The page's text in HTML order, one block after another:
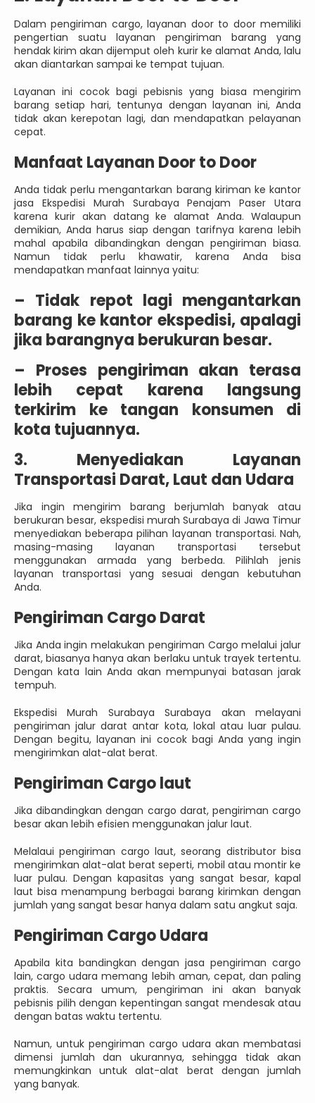
Dalam pengiriman cargo, layanan door to door memiliki
pengertian suatu layanan pengiriman barang yang
hendak kirim akan dijemput oleh kurir ke alamat Anda, lalu
akan diantarkan sampai ke tempat tujuan.
Layanan ini cocok bagi pebisnis yang biasa mengirim
barang setiap hari, tentunya dengan layanan ini, Anda
tidak akan kerepotan lagi, dan mendapatkan pelayanan
cepat.
Manfaat Layanan Door to Door
Anda tidak perlu mengantarkan barang kiriman ke kantor
jasa Ekspedisi Murah Surabaya Penajam Paser Utara
karena kurir akan datang ke alamat Anda. Walaupun
demikian, Anda harus siap dengan tarifnya karena lebih
mahal apabila dibandingkan dengan pengiriman biasa.
Namun tidak perlu khawatir, karena Anda bisa
mendapatkan manfaat lainnya yaitu:
– Tidak repot lagi mengantarkan
barang ke kantor ekspedisi, apalagi
jika barangnya berukuran besar.
– Proses pengiriman akan terasa
lebih cepat karena langsung
terkirim ke tangan konsumen di
kota tujuannya.
3. Menyediakan Layanan
Transportasi Darat, Laut dan Udara
Jika ingin mengirim barang berjumlah banyak atau
berukuran besar, ekspedisi murah Surabaya di Jawa Timur
menyediakan beberapa pilihan layanan transportasi. Nah,
masing-masing layanan transportasi tersebut
menggunakan armada yang berbeda. Pilihlah jenis
layanan transportasi yang sesuai dengan kebutuhan
Anda.
Pengiriman Cargo Darat
Jika Anda ingin melakukan pengiriman Cargo melalui jalur
darat, biasanya hanya akan berlaku untuk trayek tertentu.
Dengan kata lain Anda akan mempunyai batasan jarak
tempuh.
Ekspedisi Murah Surabaya Surabaya akan melayani
pengiriman jalur darat antar kota, lokal atau luar pulau.
Dengan begitu, layanan ini cocok bagi Anda yang ingin
mengirimkan alat-alat berat.
Pengiriman Cargo laut
Jika dibandingkan dengan cargo darat, pengiriman cargo
besar akan lebih efisien menggunakan jalur laut.
Melalaui pengiriman cargo laut, seorang distributor bisa
mengirimkan alat-alat berat seperti, mobil atau montir ke
luar pulau. Dengan kapasitas yang sangat besar, kapal
laut bisa menampung berbagai barang kirimkan dengan
jumlah yang sangat besar hanya dalam satu angkut saja.
Pengiriman Cargo Udara
Apabila kita bandingkan dengan jasa pengiriman cargo
lain, cargo udara memang lebih aman, cepat, dan paling
praktis. Secara umum, pengiriman ini akan banyak
pebisnis pilih dengan kepentingan sangat mendesak atau
dengan batas waktu tertentu.
Namun, untuk pengiriman cargo udara akan membatasi
dimensi jumlah dan ukurannya, sehingga tidak akan
memungkinkan untuk alat-alat berat dengan jumlah
yang banyak.